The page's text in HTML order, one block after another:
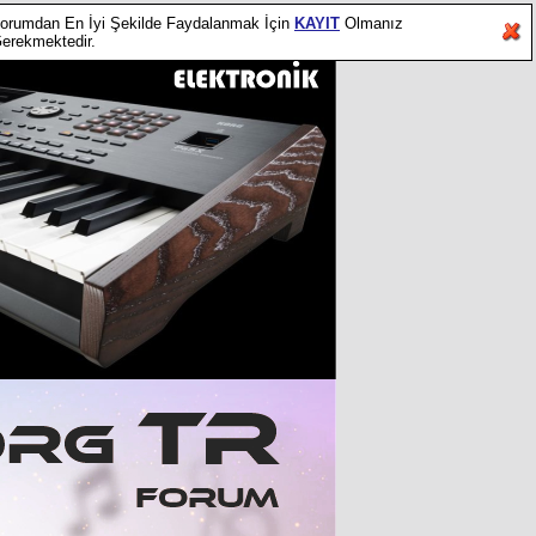
En İyi Şekilde Faydalanmak İçin KAYIT Olmanız